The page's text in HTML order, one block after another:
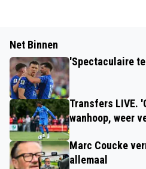
Net Binnen
'Spectaculaire
Transfers LIVE.
wanhoop, weer
Marc Coucke
allemaal